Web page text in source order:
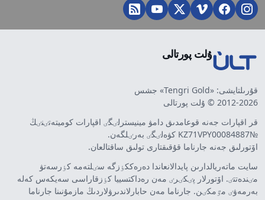
ۇلت پورتالى
قۇرىلتايشى: «Tengri Gold» جشس
2012-2026 © ۇلت پورتالى
قر اقپارات جەنە قوعامدىق دامۋ مينيسترلٸگٸ اقپارات كوميتەتٸنٸڭ
№KZ71VPY00084887 كۋەلٸگٸ بەرٸلگەن.
اۆتورلىق جەنە جارناما قۇقىقتارى تولىق ساقتالعان.
سايت ماتەريالدارىن پايدالانعاندا دەرەككٶزگە سٸلتەمە كٶرسەتۋ
مٸندەتتٸ. اۆتورلار پٸكٸرٸ مەن رەداكتسييا كٶزقاراسى سەيكەس كەلە
بەرمەۋٸ مٷمكٸن. جارناما مەن حابارلاندىرۋلاردىڭ مازمۇنىنا جارناما